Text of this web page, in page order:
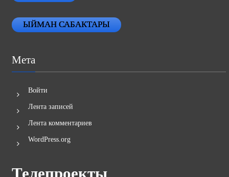
ЫЙМАН САБАКТАРЫ
Мета
Войти
Лента записей
Лента комментариев
WordPress.org
Телепроекты